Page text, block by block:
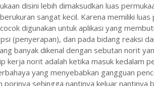
disini lebih dimaksudkan luas
sangat kecil. Karena memiliki luas
digunakan untuk aplikasi yang
(penyerapan), dan pada bidang reaksi
banyak dikenal dengan sebutan norit
kerja norit adalah ketika masuk kedalam
yang menyebabkan gangguan
sehingga nantinya keluar nantinya